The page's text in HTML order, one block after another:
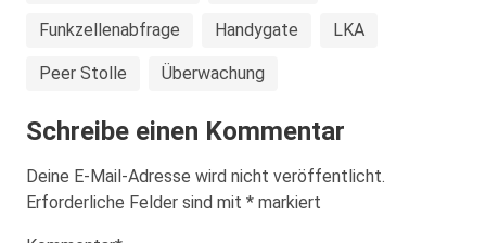
Funkzellenabfrage Handygate LKA
Peer Stolle Überwachung
Schreibe einen Kommentar
Deine E-Mail-Adresse wird nicht veröffentlicht.
Erforderliche Felder sind mit * markiert